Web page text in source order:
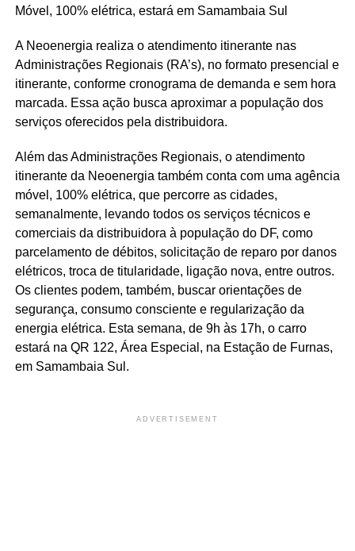
Móvel, 100% elétrica, estará em Samambaia Sul
A Neoenergia realiza o atendimento itinerante nas
Administrações Regionais (RA’s), no formato presencial e
itinerante, conforme cronograma de demanda e sem hora
marcada. Essa ação busca aproximar a população dos
serviços oferecidos pela distribuidora.
Além das Administrações Regionais, o atendimento
itinerante da Neoenergia também conta com uma agência
móvel, 100% elétrica, que percorre as cidades,
semanalmente, levando todos os serviços técnicos e
comerciais da distribuidora à população do DF, como
parcelamento de débitos, solicitação de reparo por danos
elétricos, troca de titularidade, ligação nova, entre outros.
Os clientes podem, também, buscar orientações de
segurança, consumo consciente e regularização da
energia elétrica. Esta semana, de 9h às 17h, o carro
estará na QR 122, Área Especial, na Estação de Furnas,
em Samambaia Sul.
ADVERTISEMENT